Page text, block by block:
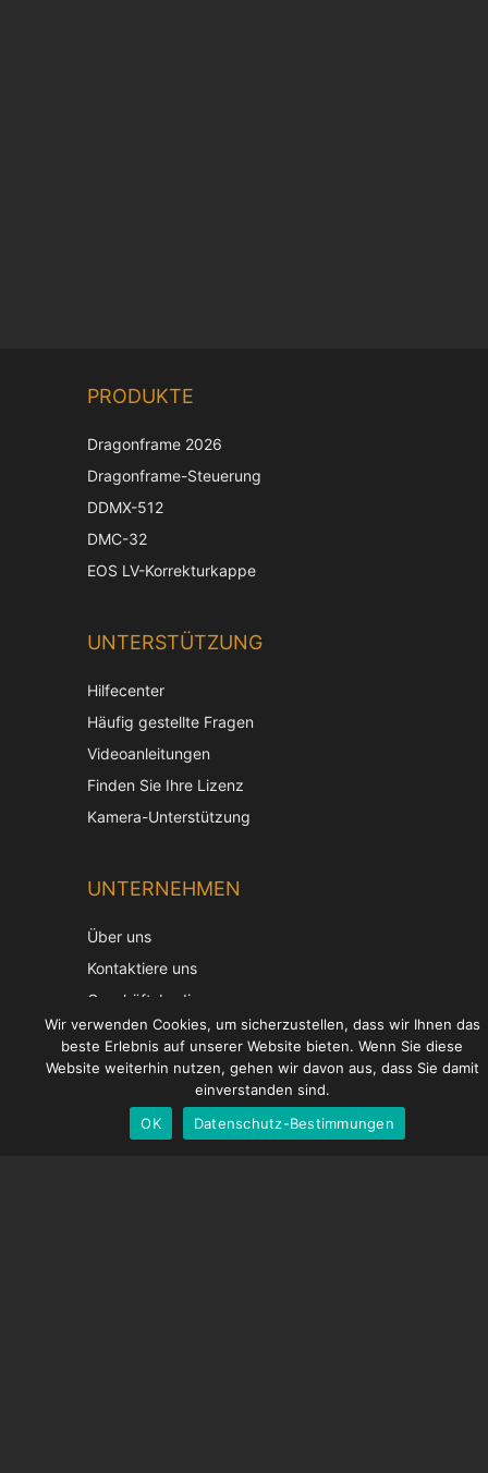
PRODUKTE
Dragonframe 2026
Dragonframe-Steuerung
DDMX-512
DMC-32
EOS LV-Korrekturkappe
UNTERSTÜTZUNG
Hilfecenter
Häufig gestellte Fragen
Videoanleitungen
Finden Sie Ihre Lizenz
Kamera-Unterstützung
UNTERNEHMEN
Über uns
Kontaktiere uns
Geschäftsbedingungen
Datenschutz-Bestimmungen
Versandbedingungen
SPEICHERN
Wir verwenden Cookies, um sicherzustellen, dass wir Ihnen das
beste Erlebnis auf unserer Website bieten. Wenn Sie diese
Website weiterhin nutzen, gehen wir davon aus, dass Sie damit
einverstanden sind.
OK
Datenschutz-BestimmungenGerman
Spanish
French